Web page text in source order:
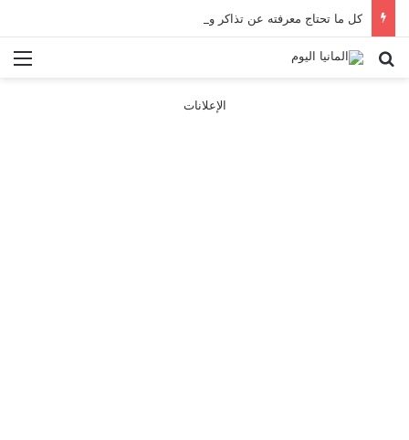
كل ما تحتاج معرفته عن تذاكر ووسائل النقل في باريس 2025
بحث عن
الإعلانات